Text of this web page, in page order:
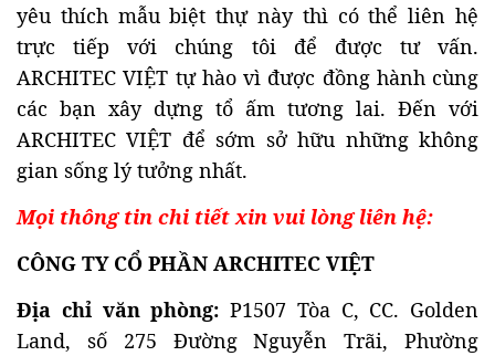
yêu thích mẫu biệt thự này thì có thể liên hệ
trực tiếp với chúng tôi để được tư vấn.
ARCHITEC VIỆT tự hào vì được đồng hành cùng
các bạn xây dựng tổ ấm tương lai. Đến với
ARCHITEC VIỆT để sớm sở hữu những không
gian sống lý tưởng nhất.
Mọi thông tin chi tiết xin vui lòng liên hệ:
CÔNG TY CỔ PHẦN ARCHITEC VIỆT
Địa chỉ văn phòng: P1507 Tòa C, CC. Golden
Land, số 275 Đường Nguyễn Trãi, Phường